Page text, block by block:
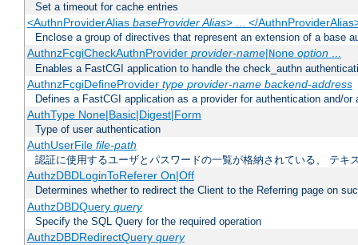
Set a timeout for cache entries
<AuthnProviderAlias baseProvider Alias> ... </
Enclose a group of directives that represent an extension of a base
AuthnzFcgiCheckAuthnProvider provider-name|None option...
Enables a FastCGI application to handle the check_authn
AuthnzFcgiDefineProvider type provider-name backend-address
Defines a FastCGI application as a provider for authentication and/or
AuthType None|Basic|Digest|Form
Type of user authentication
AuthUserFile file-path
認証に使用するユーザとパスワードの一覧が格納されている、 テキ
AuthzDBDLoginToReferer On|Off
Determines whether to redirect the Client to the Referring page on
AuthzDBDQuery query
Specify the SQL Query for the required operation
AuthzDBDRedirectQuery query